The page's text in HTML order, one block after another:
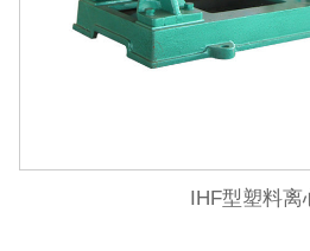
IHF型塑料离